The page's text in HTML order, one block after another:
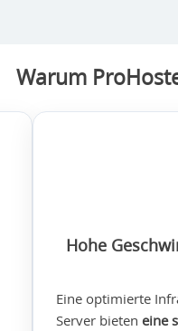
Warum
Hohe
Eine optimierte
Server bieten eine